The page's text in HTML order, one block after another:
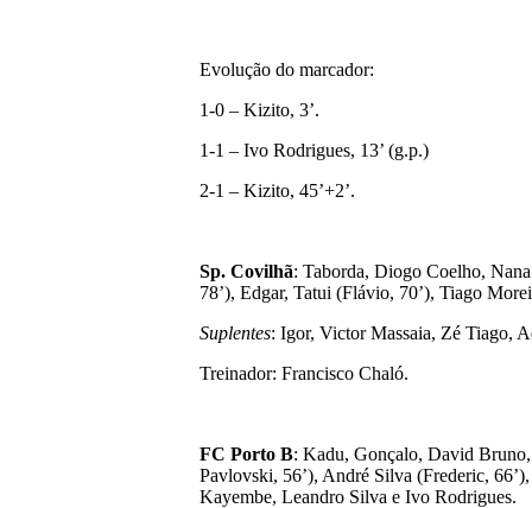
Evolução do marcador:
1-0 – Kizito, 3’.
1-1 – Ivo Rodrigues, 13’ (g.p.)
2-1 – Kizito, 45’+2’.
Sp. Covilhã: Taborda, Diogo Coelho,
78’), Edgar, Tatui (Flávio, 70’), Tiago
Suplentes: Igor, Victor Massaia, Zé Tiago,
Treinador: Francisco Chaló.
FC Porto B: Kadu, Gonçalo, David
Pavlovski, 56’), André Silva (Frederic,
Kayembe, Leandro Silva e Ivo Rodrigues.